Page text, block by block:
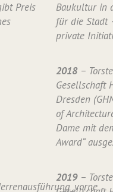
Preis
Baukultur in
für die Stadt
private
2018–
Gesellschaft
Dresden
of
Dame mit
Award“
2019–